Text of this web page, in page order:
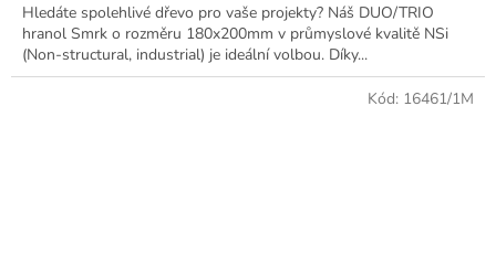
Hledáte spolehlivé dřevo pro vaše projekty? Náš DUO/TRIO
hranol Smrk o rozměru 180x200mm v průmyslové kvalitě NSi
(Non-structural, industrial) je ideální volbou. Díky...
Kód: 16461/1M